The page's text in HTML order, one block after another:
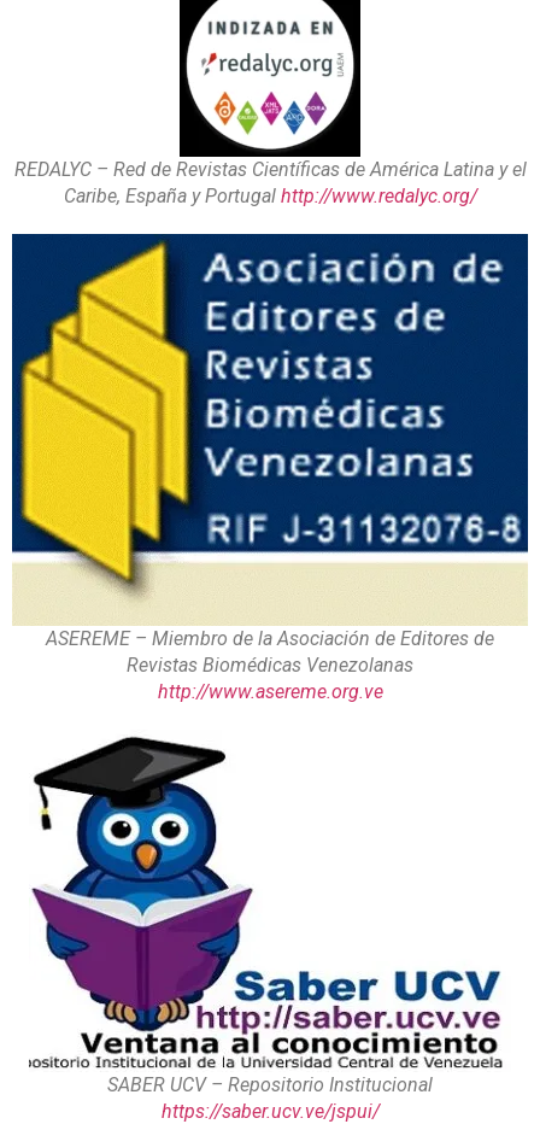
REDALYC – Red de Revistas Científicas de América Latina y el
Caribe, España y Portugal http://www.redalyc.org/
ASEREME – Miembro de la Asociación de Editores de
Revistas Biomédicas Venezolanas
http://www.asereme.org.ve
SABER UCV – Repositorio Institucional
https://saber.ucv.ve/jspui/